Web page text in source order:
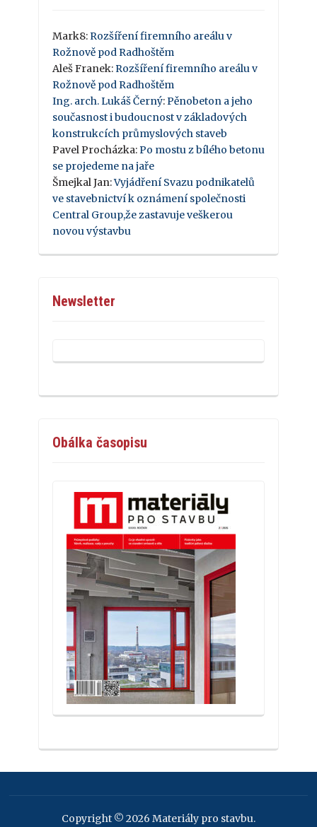
Mark8: Rozšíření firemního areálu v
Rožnově pod Radhoštěm
Aleš Franek: Rozšíření firemního areálu v
Rožnově pod Radhoštěm
Ing. arch. Lukáš Černý: Pěnobeton a jeho
současnost i budoucnost v základových
konstrukcích průmyslových staveb
Pavel Procházka: Po mostu z bílého betonu
se projedeme na jaře
Šmejkal Jan:Vyjádření Svazu podnikatelů
ve stavebnictví k oznámení společnosti
Central Group,že zastavuje veškerou
novou výstavbu
Newsletter
Obálka časopisu
Copyright © 2026 Materiály pro stavbu.